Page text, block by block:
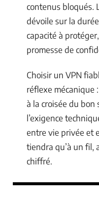
contenus bloqués.
dévoile sur la
capacité à
promesse de
Choisir un VPN
réflexe mécanique
à la croisée du bon
l’exigence
entre vie privée et
tiendra qu’à un fil,
chiffré.